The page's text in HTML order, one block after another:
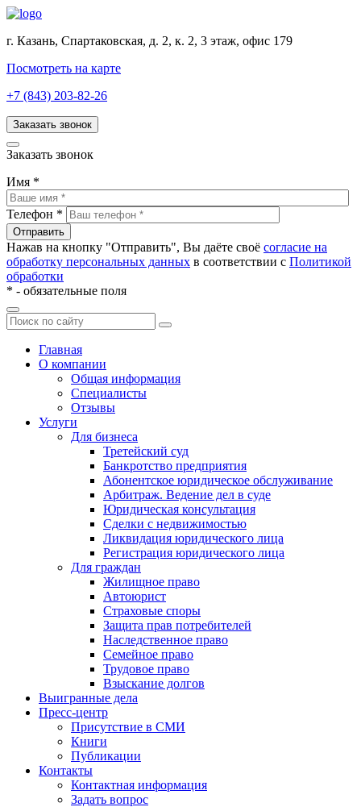
г. Казань, Спартаковская, д. 2, к. 2, 3 этаж, офис 179
Посмотреть на карте
+7 (843) 203-82-26
Заказать звонок
Заказать звонок
Имя *
Телефон *
Нажав на кнопку "Отправить", Вы даёте своё согласие на
обработку персональных данных в соответствии с Политикой
обработки
* - обязательные поля
Главная
О компании
Общая информация
Специалисты
Отзывы
Услуги
Для бизнеса
Третейский суд
Банкротство предприятия
Абонентское юридическое обслуживание
Арбитраж. Ведение дел в суде
Юридическая консультация
Сделки с недвижимостью
Ликвидация юридического лица
Регистрация юридического лица
Для граждан
Жилищное право
Автоюрист
Страховые споры
Защита прав потребителей
Наследственное право
Семейное право
Трудовое право
Взыскание долгов
Выигранные дела
Пресс-центр
Присутствие в СМИ
Книги
Публикации
Контакты
Контактная информация
Задать вопрос